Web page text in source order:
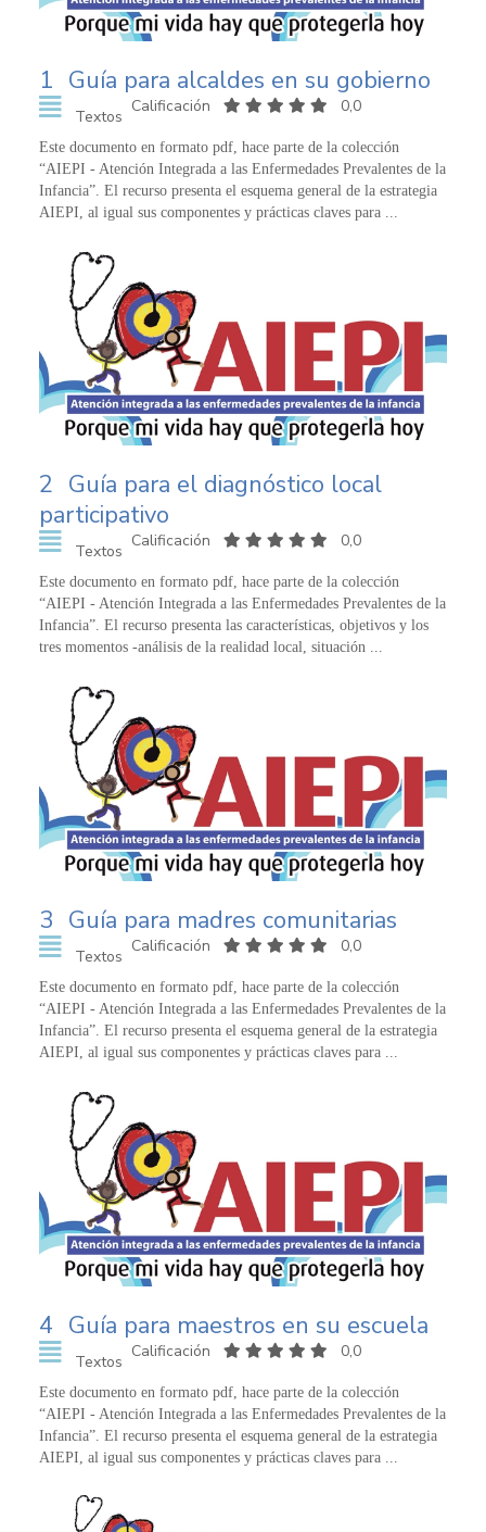
1 Guía para alcaldes en su gobierno
Textos
Calificación 0,0
Este documento en formato pdf, hace parte de la colección
“AIEPI - Atención Integrada a las Enfermedades Prevalentes de la
Infancia”. El recurso presenta el esquema general de la estrategia
AIEPI, al igual sus componentes y prácticas claves para ...
2 Guía para el diagnóstico local
participativo
Textos
Calificación 0,0
Este documento en formato pdf, hace parte de la colección
“AIEPI - Atención Integrada a las Enfermedades Prevalentes de la
Infancia”. El recurso presenta las características, objetivos y los
tres momentos -análisis de la realidad local, situación ...
3 Guía para madres comunitarias
Textos
Calificación 0,0
Este documento en formato pdf, hace parte de la colección
“AIEPI - Atención Integrada a las Enfermedades Prevalentes de la
Infancia”. El recurso presenta el esquema general de la estrategia
AIEPI, al igual sus componentes y prácticas claves para ...
4 Guía para maestros en su escuela
Textos
Calificación 0,0
Este documento en formato pdf, hace parte de la colección
“AIEPI - Atención Integrada a las Enfermedades Prevalentes de la
Infancia”. El recurso presenta el esquema general de la estrategia
AIEPI, al igual sus componentes y prácticas claves para ...